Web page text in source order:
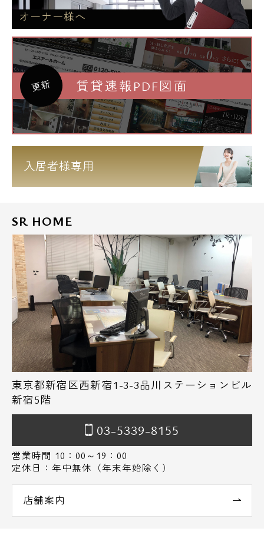
オーナー様へ
更新 賃貸速報PDF図面
入居者様専用
SR HOME
東京都新宿区西新宿1-3-3品川ステーションビル
新宿5階
03-5339-8155
営業時間 10：00～19：00
定休日：年中無休（年末年始除く）
店舗案内